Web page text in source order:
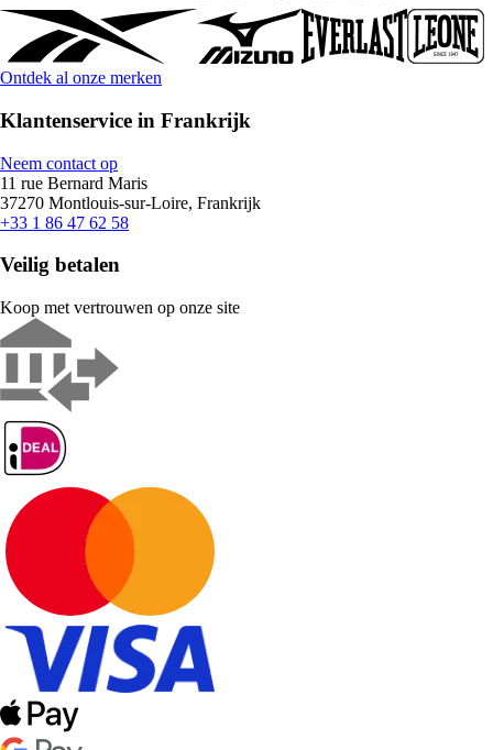
Ontdek al onze merken
Klantenservice in Frankrijk
Neem contact op
11 rue Bernard Maris
37270 Montlouis-sur-Loire, Frankrijk
+33 1 86 47 62 58
Veilig betalen
Koop met vertrouwen op onze site